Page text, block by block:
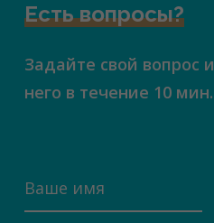
Есть вопросы?
Задайте свой вопрос
него в течение 10 мин.